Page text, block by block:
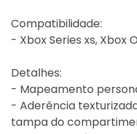
Compatibilidade:
- Xbox Series xs, Xbox
Detalhes:
- Mapeamento
- Aderência
tampa do